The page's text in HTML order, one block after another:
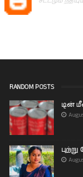
RANDOM POSTS
டின்